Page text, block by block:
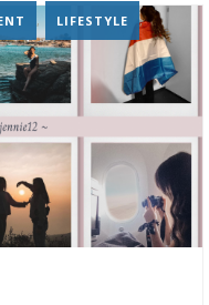
, LIFESTYLE
,